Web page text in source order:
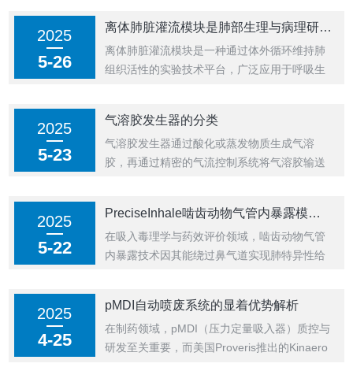
源：方法原理的局限性激光衍射法：基于米氏
散射理论，假设颗粒为球形且均匀分散。对
于...
2025
5-26
离体肺脏灌流模块是肺部生理与病理研究的精密工具
离体肺脏灌流模块是一种通过体外循环维持肺
组织活性的实验技术平台，广泛应用于呼吸生
后，利用人工灌流液和机械通气维持其代谢功
能，为研究肺部生理机制及疾病模型提供了可
控...
2025
5-23
气溶胶发生器的分类
气溶胶发生器通过酸化或蒸发物质生成气溶
胶，再通过精密的气流控制系统将气溶胶输送
流和喷嘴数量设置浓度范围(通常为10μg/L至
100μg/L)。气溶胶发生器的分类：...
2025
5-22
PreciseInhale啮齿动物气管内暴露模块：精准肺暴露研究的革新仪器
在吸入毒理学与药效评价领域，啮齿动物气管
内暴露技术因其能绕过鼻气道实现肺特异性给
凭借其创新设计与技术突破，成为该领域的标
准设备。一、精准剂量控...
2025
4-25
pMDI自动喷废系统的显着优势解析
在制药领域，pMDI（压力定量吸入器）质控与
研发至关重要，而美国Proveris推出的Kinaero